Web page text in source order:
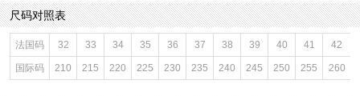
鞋跟形状：粗跟
性别：女子
皮质特征：软面皮
上市时间：2026年夏季
鞋底材质：PVC
参考鞋宽(女)：9CM
里料材质：织物面料
防水台高度：无
色系：杏色
鞋类流行款式：人字拖
尺码对照表
法国码 32 33 34 35 36 37 38 39 40 41 42
国际码 210 215 220 225 230 235 240 245 250 255 260